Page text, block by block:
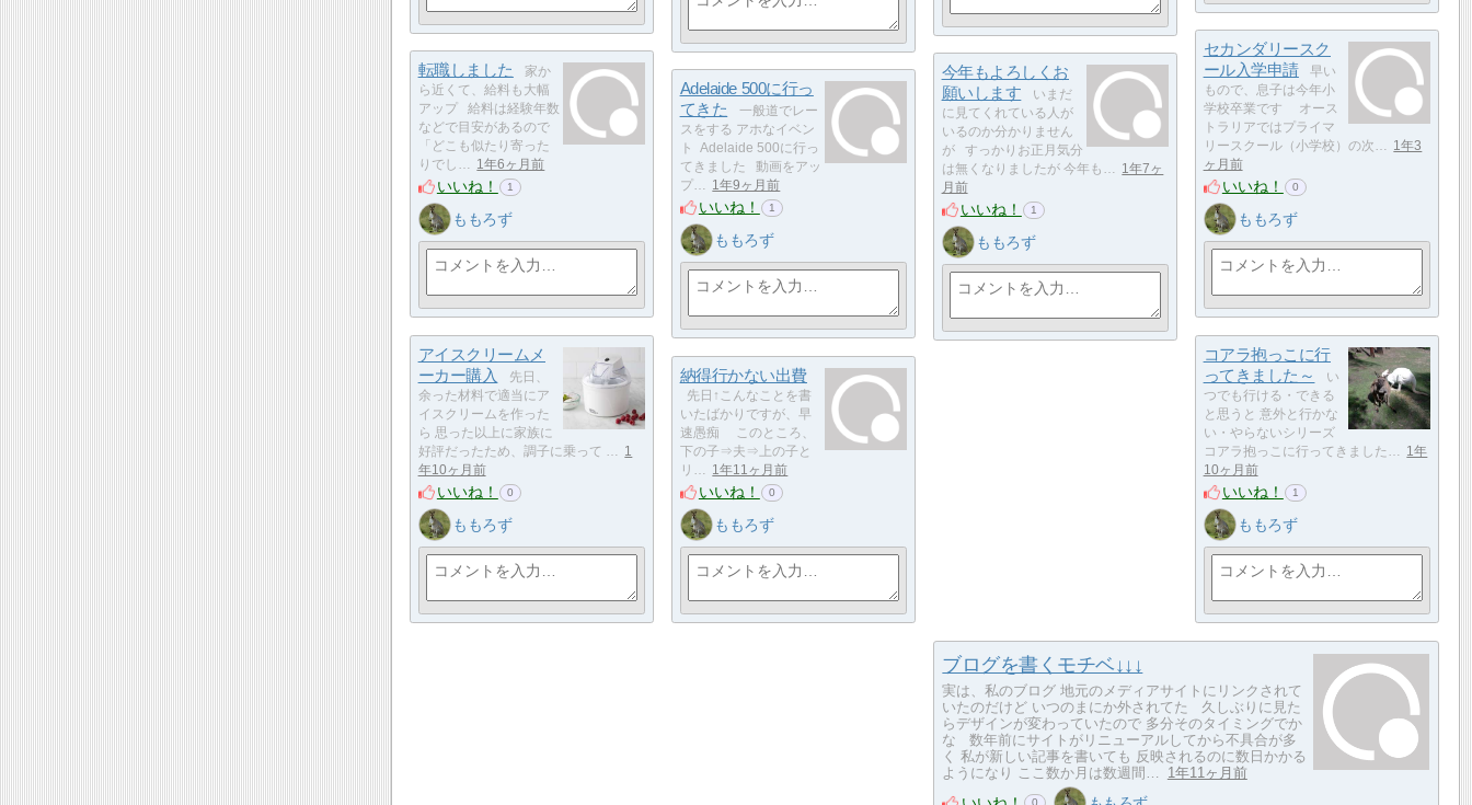
セカンダリースク
ール入学申請
早い
もので、息子は今年小
学校卒業です オース
トラリアではプライマ
リースクール（小学校）の次…
1年3
ヶ月前
いいね！ 0
ももろず
転職しました
家か
ら近くて、給料も大幅
アップ 給料は経験年数
などで目安があるので
「どこも似たり寄った
りでし…
1年6ヶ月前
いいね！ 1
ももろず
今年もよろしくお
願いします
いまだ
に見てくれている人が
いるのか分かりません
が すっかりお正月気分
は無くなりましたが 今年も…
1年7ヶ
月前
いいね！ 1
ももろず
Adelaide 500に行っ
てきた
一般道でレー
スをする アホなイベン
ト Adelaide 500に行っ
てきました 動画をアッ
プ…
1年9ヶ月前
いいね！ 1
ももろず
コアラ抱っこに行
ってきました～
い
つでも行ける・できる
と思うと 意外と行かな
い・やらないシリーズ
コアラ抱っこに行ってきました…
1年
10ヶ月前
いいね！ 1
ももろず
アイスクリームメ
ーカー購入
先日、
余った材料で適当にア
イスクリームを作った
ら 思った以上に家族に
好評だったため、調子に乗って …
1
年10ヶ月前
いいね！ 0
ももろず
納得行かない出費
先日↑こんなことを書
いたばかりですが、早
速愚痴 このところ、
下の子⇒夫⇒上の子と
リ…
1年11ヶ月前
いいね！ 0
ももろず
ブログを書くモチベ↓↓↓
実は、私のブログ 地元のメディアサイトにリンクされて
いたのだけど いつのまにか外されてた 久しぶりに見た
らデザインが変わっていたので 多分そのタイミングでか
な 数年前にサイトがリニューアルしてから不具合が多
く 私が新しい記事を書いても 反映されるのに数日かかる
ようになり ここ数か月は数週間…
1年11ヶ月前
0